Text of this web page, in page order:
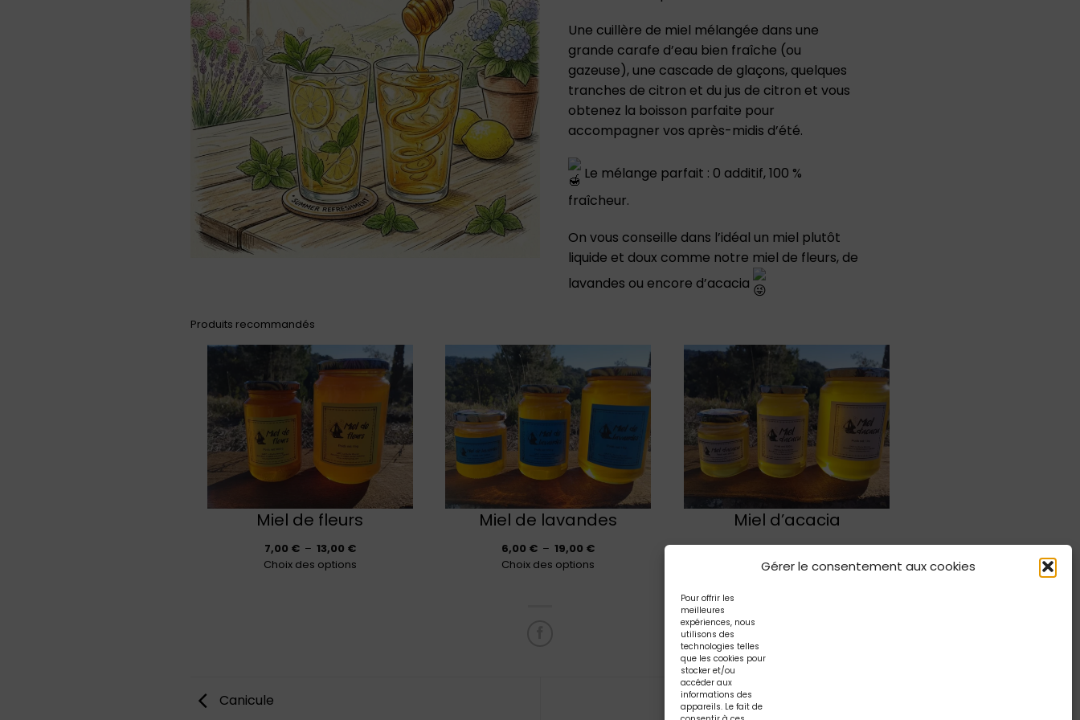
Gérer le consentement aux cookies
Pour offrir les
meilleures
expériences, nous
utilisons des
technologies telles
que les cookies pour
stocker et/ou
accéder aux
informations des
appareils. Le fait de
Une cuillère de miel mélangée dans une
grande carafe d’eau bien fraîche (ou
gazeuse), une cascade de glaçons, quelques
tranches de citron et du jus de citron et vous
obtenez la boisson parfaite pour
accompagner vos après-midis d’été.
Le mélange parfait : 0 additif, 100 %
fraîcheur.
On vous conseille dans l’idéal un miel plutôt
liquide et doux comme notre miel de fleurs, de
lavandes ou encore d’acacia
Produits recommandés
Miel de fleurs
7,00 € – 13,00 €Plage
de
Choix des options
Miel de lavandes
6,00 € – 19,00 €Plage
Choix des options
Miel d’acacia
6,00€–19,00€Plage
de
Choix des options
Canicule